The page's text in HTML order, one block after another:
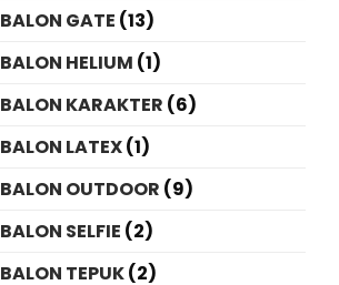
BALON GATE (13)
BALON HELIUM (1)
BALON KARAKTER (6)
BALON LATEX(1)
BALON OUTDOOR (9)
BALON SELFIE (2)
BALON TEPUK(2)